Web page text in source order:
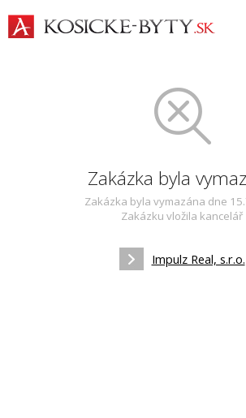
Zakázka byla
Zakázka byla vymazána dne
Zakázku vložila kancelář
Impulz Real, s.r.o.